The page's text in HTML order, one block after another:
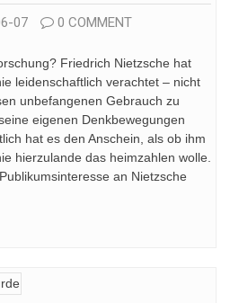
07 0 COMMENT
Friedrich Nietzsche hat
leidenschaftlich verachtet – nicht
unbefangenen Gebrauch zu
eigenen Denkbewegungen
hat es den Anschein, als ob ihm
hierzulande das heimzahlen wolle.
an Nietzsche